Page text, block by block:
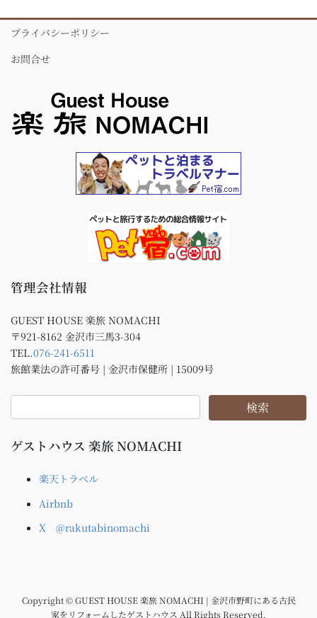
プライバシーポリシー
お問合せ
管理会社情報
GUEST HOUSE 楽旅 NOMACHI
〒921-8162 金沢市三馬3-304
TEL.076-241-6511
旅館業法の許可番号 | 金沢市保健所 | 15009号
ゲストハウス 楽旅 NOMACHI
楽天トラベル
Airbnb
X @rakutabinomachi
Copyright © GUEST HOUSE 楽旅 NOMACHI | 金沢市野町にある古民
家をリフォームしたゲストハウス All Rights Reserved.